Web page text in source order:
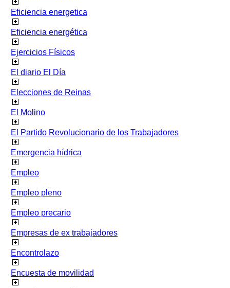
Eficiencia energetica
Eficiencia energética
Ejercicios Físicos
El diario El Día
Elecciones de Reinas
El Molino
El Partido Revolucionario de los Trabajadores
Emergencia hídrica
Empleo
Empleo pleno
Empleo precario
Empresas de ex trabajadores
Encontrolazo
Encuesta de movilidad